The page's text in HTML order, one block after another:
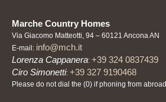
Marche Country Homes
Via Giacomo Matteotti, 94 – 60121 Ancona AN
E-mail: info@mch.it
Lorenza Cappanera: +39 324 0837439
Ciro Simonetti: +39 327 9190468
Please do not dial the (0) if phoning from abroad